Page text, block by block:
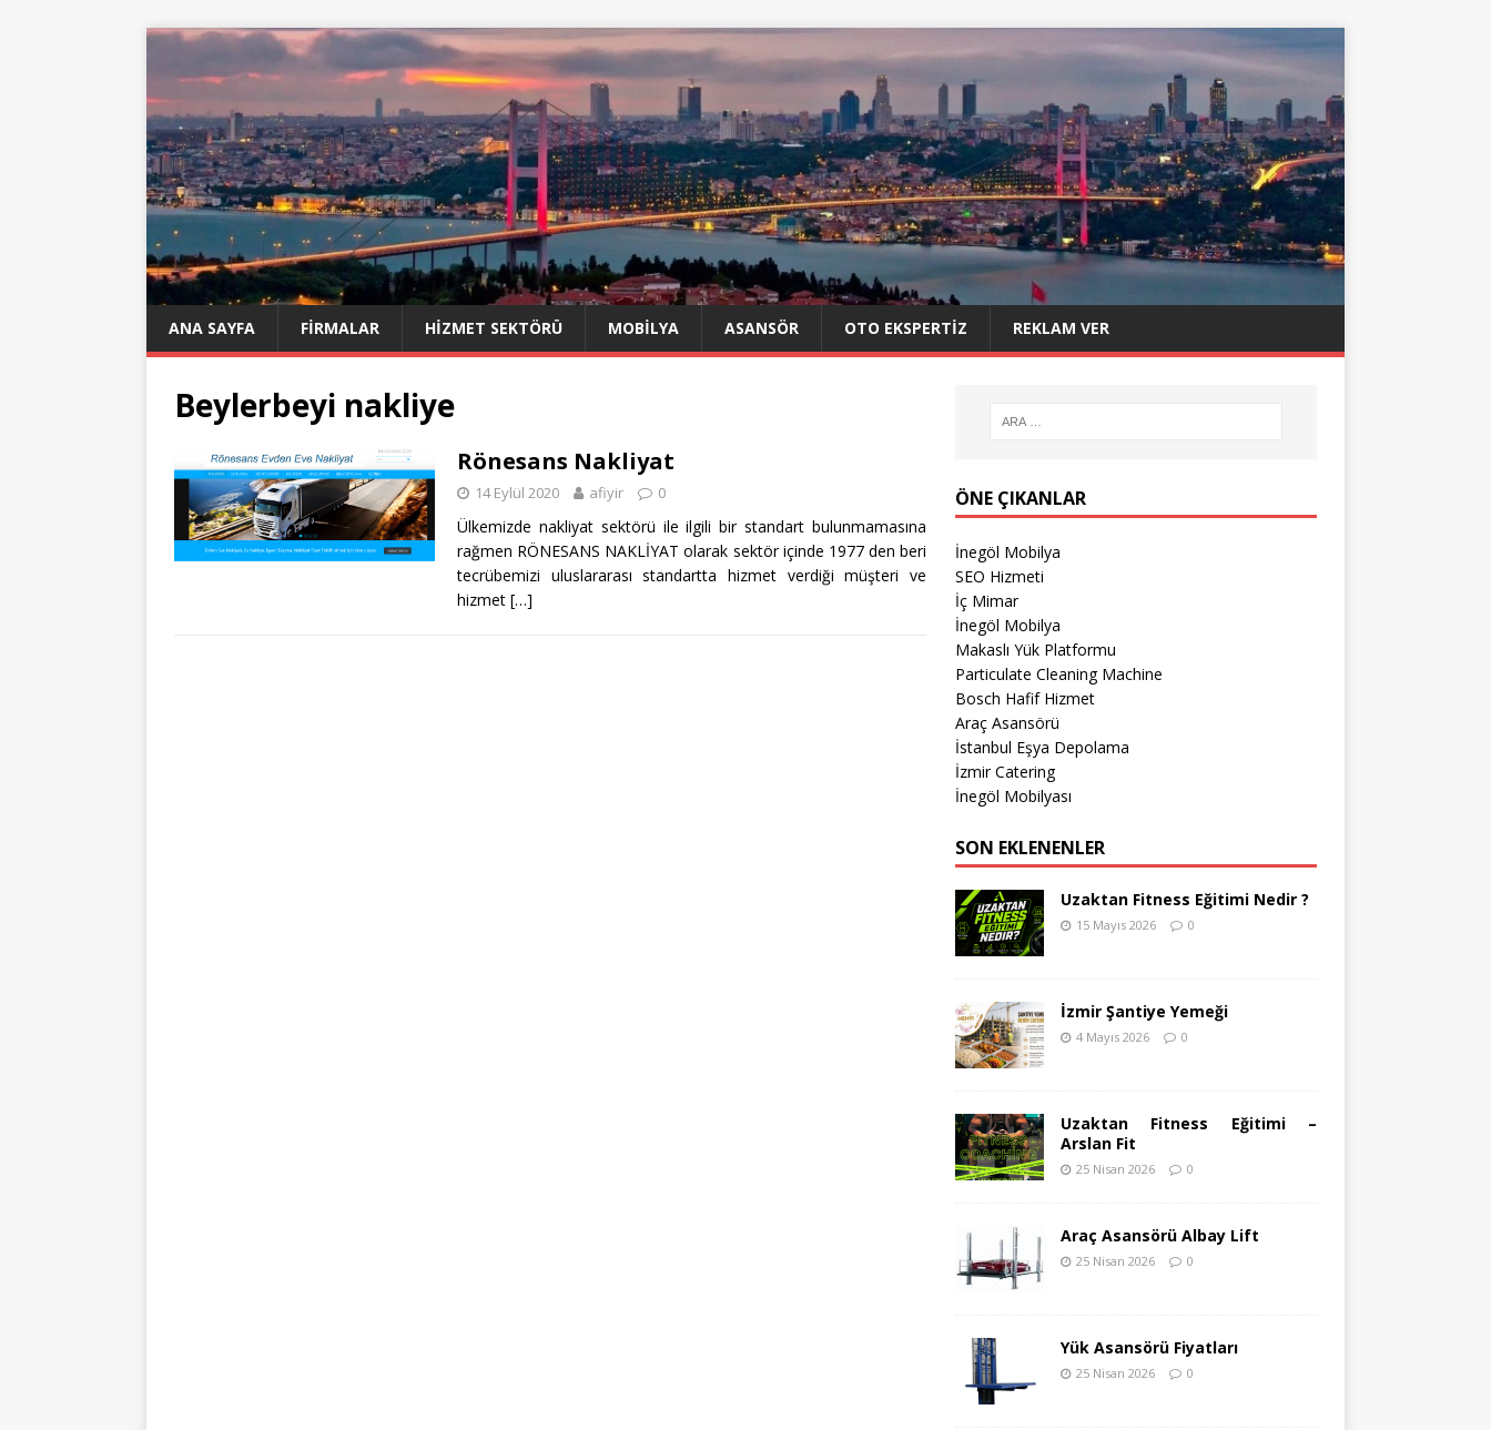
ANA SAYFA FIRMALAR HIZMET SEKTÖRÜ MOBILYA ASANSÖR OTO EKSPERTIZ REKLAM VER
Beylerbeyi nakliye
Rönesans Nakliyat
14 Eylül 2020 afiyir 0
Ülkemizde nakliyat sektörü ile ilgili bir standart bulunmamasına
rağmen RÖNESANS NAKLİYAT olarak sektör içinde 1977 den beri
tecrübemizi uluslararası standartta hizmet verdiği müşteri ve
hizmet […]
ÖNE ÇIKANLAR
İnegöl Mobilya
SEO Hizmeti
İç Mimar
İnegöl Mobilya
Makaslı Yük Platformu
Particulate Cleaning Machine
Bosch Hafif Hizmet
Araç Asansörü
İstanbul Eşya Depolama
İzmir Catering
İnegöl Mobilyası
SON EKLENENLER
Uzaktan Fitness Eğitimi Nedir ?
15 Mayıs 2026 0
İzmir Şantiye Yemeği
4 Mayıs 2026 0
Uzaktan Fitness Eğitimi –
Arslan Fit
25 Nisan 2026 0
Araç Asansörü Albay Lift
25 Nisan 2026 0
Yük Asansörü Fiyatları
25 Nisan 2026 0